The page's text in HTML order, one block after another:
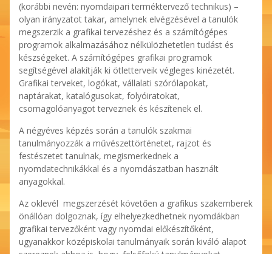
(korábbi nevén: nyomdaipari terméktervező technikus) –
olyan irányzatot takar, amelynek elvégzésével a tanulók
megszerzik a grafikai tervezéshez és a számítógépes
programok alkalmazásához nélkülözhetetlen tudást és
készségeket. A számítógépes grafikai programok
segítségével alakítják ki ötletterveik végleges kinézetét.
Grafikai terveket, logókat, vállalati szórólapokat,
naptárakat, katalógusokat, folyóiratokat,
csomagolóanyagot terveznek és készítenek el.
A négyéves képzés során a tanulók szakmai
tanulmányozzák a művészettörténetet, rajzot és
festészetet tanulnak, megismerkednek a
nyomdatechnikákkal és a nyomdászatban használt
anyagokkal.
Az oklevél megszerzését követően a grafikus szakemberek
önállóan dolgoznak, így elhelyezkedhetnek nyomdákban
grafikai tervezőként vagy nyomdai előkészítőként,
ugyanakkor középiskolai tanulmányaik során kiváló alapot